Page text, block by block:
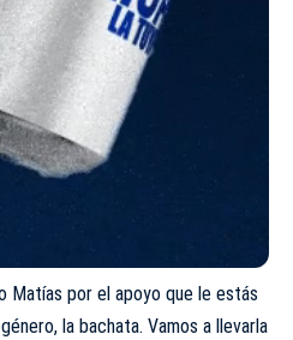
Matías por el apoyo que le estás
la bachata. Vamos a llevarla